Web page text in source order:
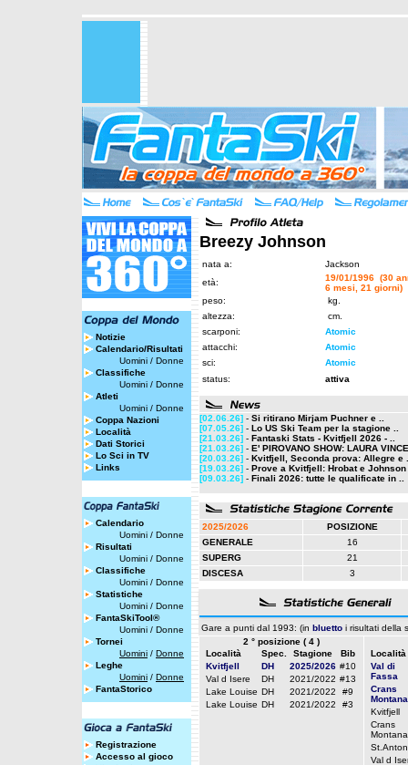
Notizie
Calendario/Risultati
Uomini / Donne
Classifiche
Uomini / Donne
Atleti
Uomini / Donne
Coppa Nazioni
Località
Dati Storici
Lo Sci in TV
Links
Calendario
Uomini / Donne
Risultati
Uomini / Donne
Classifiche
Uomini / Donne
Statistiche
Uomini / Donne
FantaSkiTool®
Uomini / Donne
Tornei
Uomini / Donne
Leghe
Uomini / Donne
FantaStorico
Registrazione
Accesso al gioco
Breezy Johnson
nata a:
Jackson
età:
19/01/1996 (30
6 mesi, 21 giorni)
peso:
kg.
altezza:
cm.
scarponi:
Atomic
attacchi:
Atomic
sci:
Atomic
status:
attiva
[02.06.26] - Si ritirano Mirjam Puchner e ..
[07.05.26] - Lo US Ski Team per la stagione ..
[21.03.26] - Fantaski Stats - Kvitfjell 2026 - ..
[21.03.26] - E' PIROVANO SHOW: LAURA
[20.03.26] - Kvitfjell, Seconda prova: Allegre e
[19.03.26] - Prove a Kvitfjell: Hrobat e Johnson
[09.03.26] - Finali 2026: tutte le qualificate in ..
2025/2026
POSIZIONE
GENERALE
16
SUPERG
21
DISCESA
3
Gare a punti dal 1993: (in bluetto i risultati della
2 ° posizione ( 4 )
Località
Spec. Stagione
Bib
Kvitfjell
DH 2025/2026 #10
Val d Isere
DH 2021/2022 #13
Lake Louise DH 2021/2022
#9
Lake Louise DH 2021/2022 #3
Località
Val di
Fassa
Crans
Montana
Kvitfjell
Crans
Montana
St.Anton
Val d